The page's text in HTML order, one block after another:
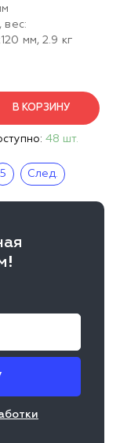
вес:
мм, 2.9 кг
В КОРЗИНУ
48 шт.
5 След.